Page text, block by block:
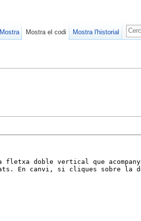
Mostra Mostra el codi Mostra l'historial